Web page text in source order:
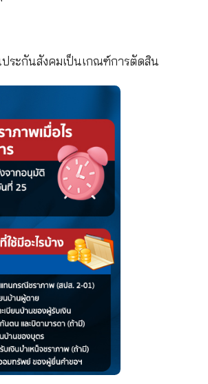
สุดการเป็นผู้ประกันตน
ป็นผู้ประกันตน หรือเมื่อเป็นผู้ทุพพ
บำนาญ ก่อนอื่นต้องทำความเข้าใจ
งเดียว